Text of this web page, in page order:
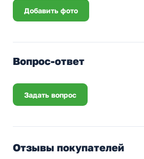
Добавить фото
Вопрос-ответ
Задать вопрос
Отзывы покупателей